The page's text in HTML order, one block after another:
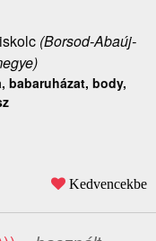
(Borsod-Abaúj-
babaruházat, body,
Kedvencekbe